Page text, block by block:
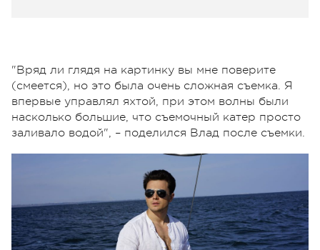
"Вряд ли глядя на картинку вы мне поверите
(смеется), но это была очень сложная съемка. Я
впервые управлял яхтой, при этом волны были
насколько большие, что съемочный катер просто
заливало водой", – поделился Влад после съемки.